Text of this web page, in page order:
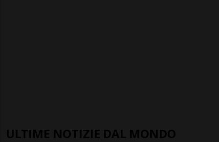
ULTIME NOTIZIE DAL MONDO